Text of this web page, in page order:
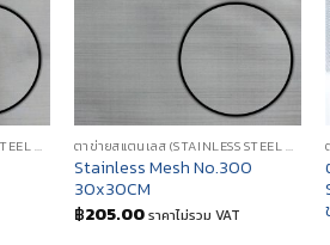
ตาข่ายสแตนเลส (STAINLESS STEEL MESH) ตาข่ายสแตนเลส (STAINLESS STEEL MESH)
Stainless Mesh No.300
30x30CM
฿205.00ราคาไม่รวม VAT